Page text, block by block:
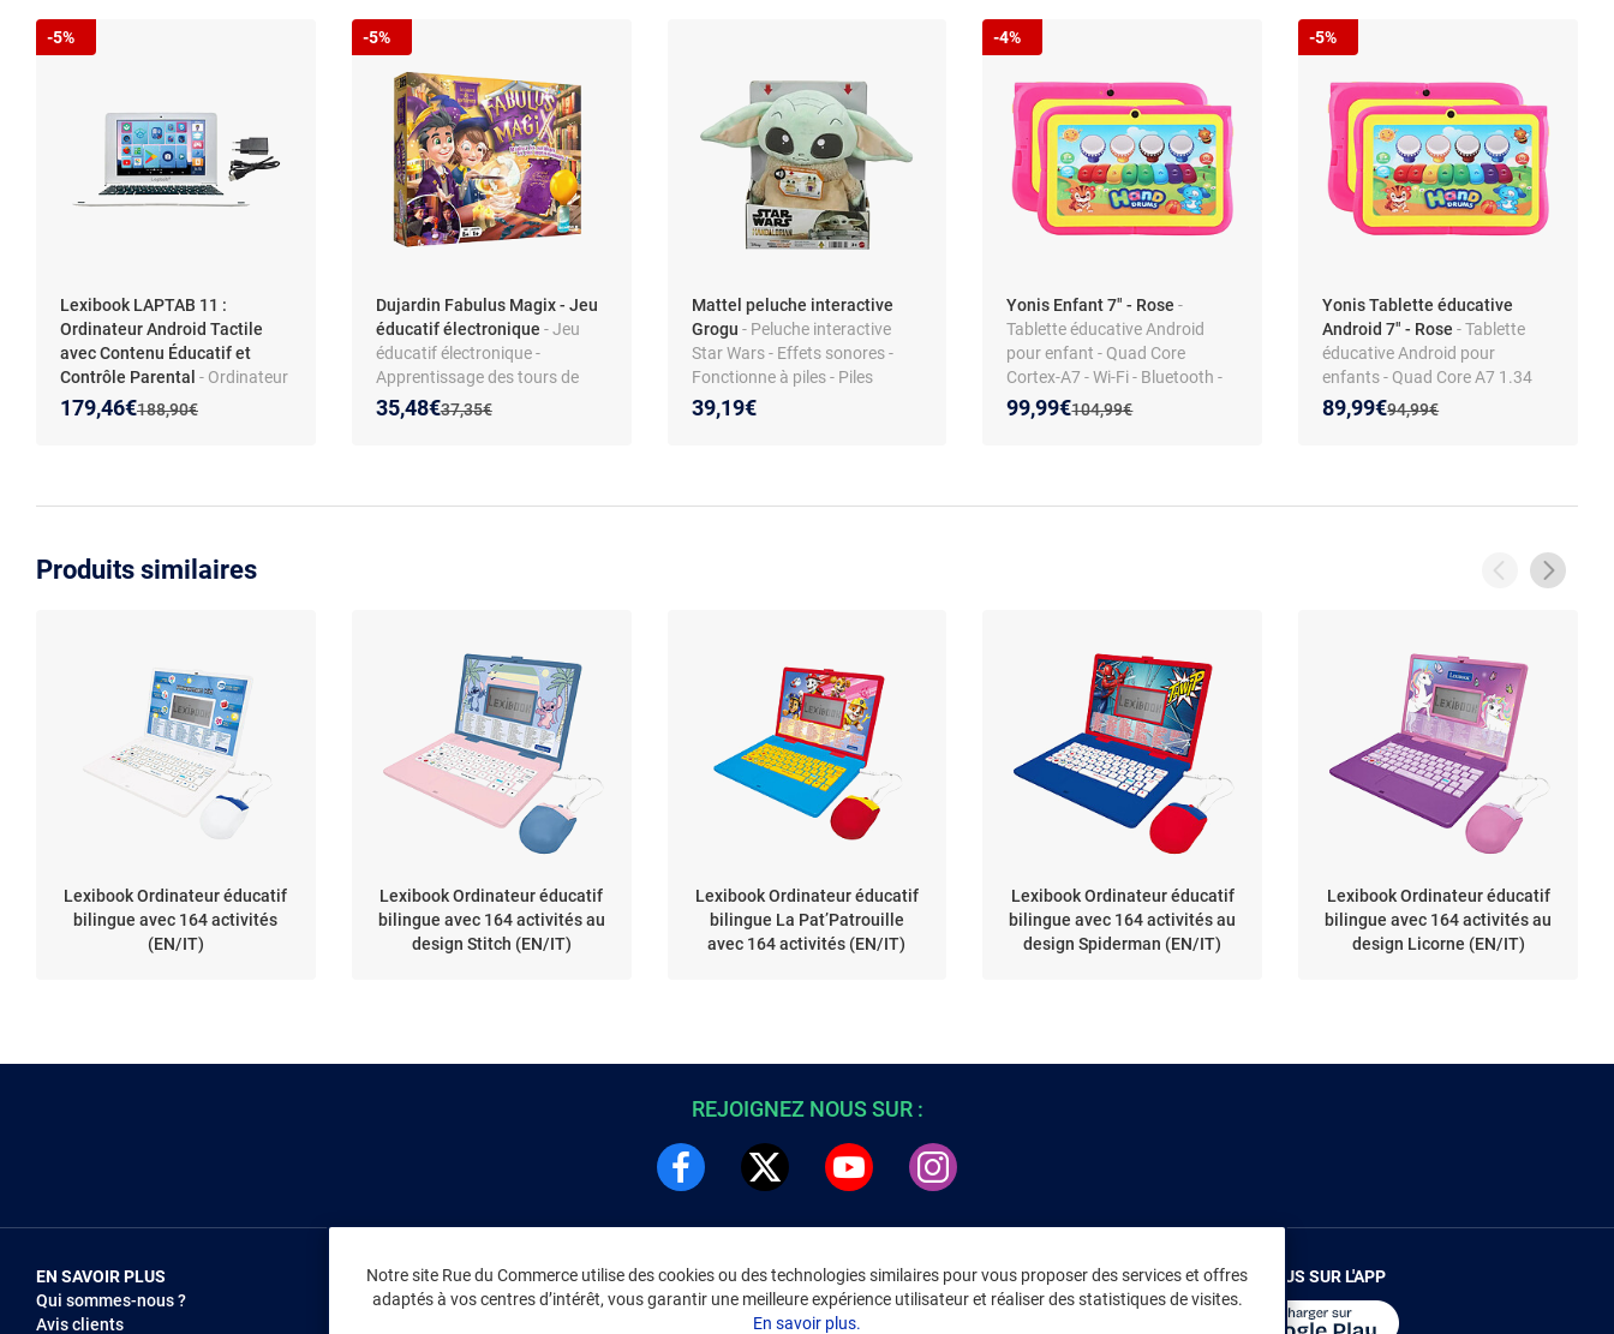
Lexibook LAPTAB 11 :
Ordinateur Android Tactile
avec Contenu Éducatif et
Contrôle Parental - Ordinateur
portable tactile LAPTAB pour
enfant de 7 ans et plus, écran
Ancien prix :
188,90€
Nouveau prix :
179,46€
Réduction de :
-5%
Dujardin Fabulus Magix - Jeu
éducatif électronique - Jeu
éducatif électronique -
Apprentissage des tours de
magie - Expériences ludiques -
Pour enfants dès 8 ans -
Ancien prix :
37,35€
Nouveau prix :
35,48€
Réduction de :
-5%
Mattel peluche interactive
Grogu - Peluche interactive
Star Wars - Effets sonores -
Fonctionne à piles - Piles
incluses - Dès 3 ans
39,19€
Yonis Enfant 7" - Rose-
Tablette éducative Android
pour enfant - Quad Core
Cortex-A7 - Wi-Fi - Bluetooth -
Contrôle parental - Jack 3,5
mm - MicroSD jusqu’à 32 Go -
Ancien prix :
104,99€
Nouveau prix :
99,99€
Réduction de :
-4%
Yonis Tablette éducative
Android 7" - Rose- Tablette
éducative Android pour
enfants - Quad Core A7 1.34
GHz - Wi-Fi - Bluetooth -
Caméras 0.3 MP et 2 MP -
Ancien prix :
94,99€
Nouveau prix :
89,99€
Réduction de :
-5%
Produits similaires
Lexibook Ordinateur éducatif
bilingue avec 164 activités
(EN/IT)
Lexibook Ordinateur éducatif
bilingue avec 164 activités au
design Stitch (EN/IT)
Lexibook Ordinateur éducatif
bilingue La Pat’Patrouille
avec 164 activités (EN/IT)
Lexibook Ordinateur éducatif
bilingue avec 164 activités au
design Spiderman (EN/IT)
Lexibook Ordinateur éducatif
bilingue avec 164 activités au
design Licorne (EN/IT)
Notre site Rue du Commerce utilise des cookies ou des technologies similaires pour vous proposer des services et offres
adaptés à vos centres d’intérêt, vous garantir une meilleure expérience utilisateur et réaliser des statistiques de visites.
En savoir plus.
REJOIGNEZ NOUS SUR :
EN SAVOIR PLUS
Qui sommes-nous ?
Avis clients
NOUS REJOINDRE
Vendez sur RDC
INFORMATIONS LÉGALES
Environnement
CGV/CGU Marketplace
RENDEZ-VOUS SUR L'APP